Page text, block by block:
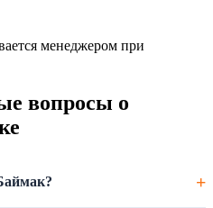
менеджером при
вопросы о